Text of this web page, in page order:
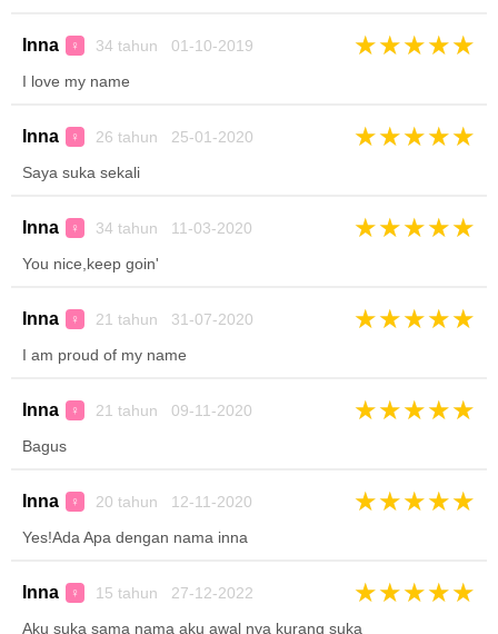
Inna ♀ 34 tahun 01-10-2019 ★★★★★
I love my name
Inna ♀ 26 tahun 25-01-2020 ★★★★★
Saya suka sekali
Inna ♀ 34 tahun 11-03-2020 ★★★★★
You nice,keep goin'
Inna ♀ 21 tahun 31-07-2020 ★★★★★
I am proud of my name
Inna ♀ 21 tahun 09-11-2020 ★★★★★
Bagus
Inna ♀ 20 tahun 12-11-2020 ★★★★★
Yes!Ada Apa dengan nama inna
Inna ♀ 15 tahun 27-12-2022 ★★★★★
Aku suka sama nama aku awal nya kurang suka